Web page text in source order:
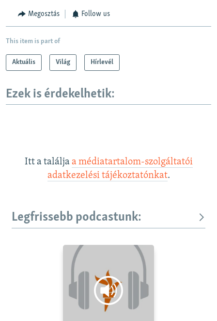
Megosztás Follow us
This item is part of
Aktuális Világ Hírlevél
Ezek is érdekelhetik:
Itt a találja a médiatartalom-szolgáltatói
adatkezelési tájékoztatónkat.
Legfrissebb podcastunk: